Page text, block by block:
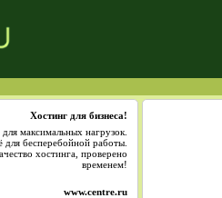
Хостинг для бизнеса!
для максимальных нагрузок.
для бесперебойной работы.
хостинга, проверено
временем!
www.centre.ru